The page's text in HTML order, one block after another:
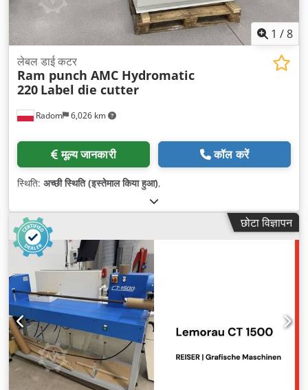
1 /8
Radom 6,026 km
लेबल डाई कटर
Ram punch AMC Hydromatic
220 Label die cutter
मूल्य जानकारी कॉल करें
स्थिति: अच्छी स्थिति (इस्तेमाल किया हुआ),
छोटा विज्ञापन